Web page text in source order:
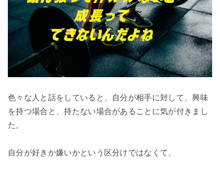
色々な人と話をしていると、自分が相手に対して、興味
を持つ場合と、持たない場合があることに気が付きまし
た。
自分が好きか嫌いかという区分けではなくて、